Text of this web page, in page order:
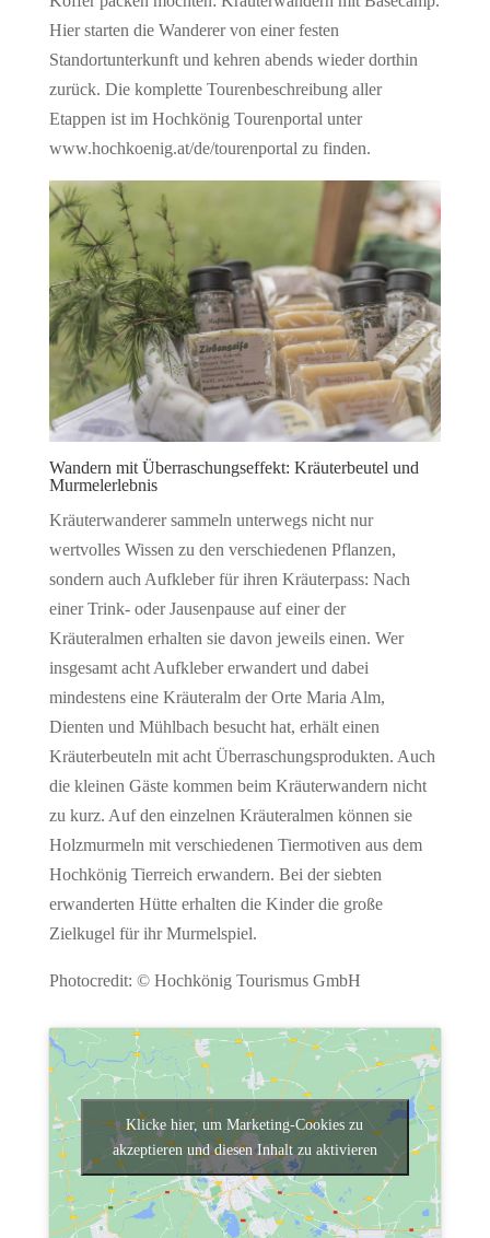
Hier starten die Wanderer von einer festen
Standortunterkunft und kehren abends wieder dorthin
zurück. Die komplette Tourenbeschreibung aller
Etappen ist im Hochkönig Tourenportal unter
www.hochkoenig.at/de/tourenportal zu finden.
Wandern mit Überraschungseffekt: Kräuterbeutel und
Murmelerlebnis
Kräuterwanderer sammeln unterwegs nicht nur
wertvolles Wissen zu den verschiedenen Pflanzen,
sondern auch Aufkleber für ihren Kräuterpass: Nach
einer Trink- oder Jausenpause auf einer der
Kräuteralmen erhalten sie davon jeweils einen. Wer
insgesamt acht Aufkleber erwandert und dabei
mindestens eine Kräuteralm der Orte Maria Alm,
Dienten und Mühlbach besucht hat, erhält einen
Kräuterbeuteln mit acht Überraschungsprodukten. Auch
die kleinen Gäste kommen beim Kräuterwandern nicht
zu kurz. Auf den einzelnen Kräuteralmen können sie
Holzmurmeln mit verschiedenen Tiermotiven aus dem
Hochkönig Tierreich erwandern. Bei der siebten
erwanderten Hütte erhalten die Kinder die große
Zielkugel für ihr Murmelspiel.
Photocredit: © Hochkönig Tourismus GmbH
Klicke hier, um Marketing-Cookies zu
akzeptieren und diesen Inhalt zu aktivieren